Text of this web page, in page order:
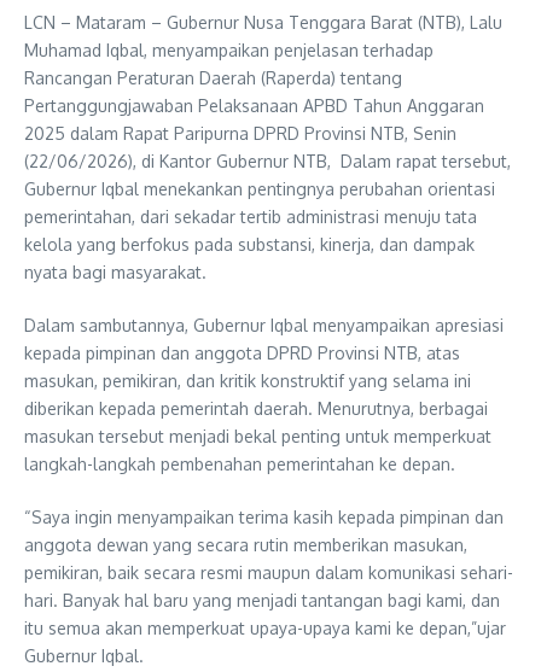
LCN – Mataram – Gubernur Nusa Tenggara Barat (NTB), Lalu
Muhamad Iqbal, menyampaikan penjelasan terhadap
Rancangan Peraturan Daerah (Raperda) tentang
Pertanggungjawaban Pelaksanaan APBD Tahun Anggaran
2025 dalam Rapat Paripurna DPRD Provinsi NTB, Senin
(22/06/2026), di Kantor Gubernur NTB, Dalam rapat tersebut,
Gubernur Iqbal menekankan pentingnya perubahan orientasi
pemerintahan, dari sekadar tertib administrasi menuju tata
kelola yang berfokus pada substansi, kinerja, dan dampak
nyata bagi masyarakat.
Dalam sambutannya, Gubernur Iqbal menyampaikan apresiasi
kepada pimpinan dan anggota DPRD Provinsi NTB, atas
masukan, pemikiran, dan kritik konstruktif yang selama ini
diberikan kepada pemerintah daerah. Menurutnya, berbagai
masukan tersebut menjadi bekal penting untuk memperkuat
langkah-langkah pembenahan pemerintahan ke depan.
“Saya ingin menyampaikan terima kasih kepada pimpinan dan
anggota dewan yang secara rutin memberikan masukan,
pemikiran, baik secara resmi maupun dalam komunikasi sehari-
hari. Banyak hal baru yang menjadi tantangan bagi kami, dan
itu semua akan memperkuat upaya-upaya kami ke depan,”ujar
Gubernur Iqbal.